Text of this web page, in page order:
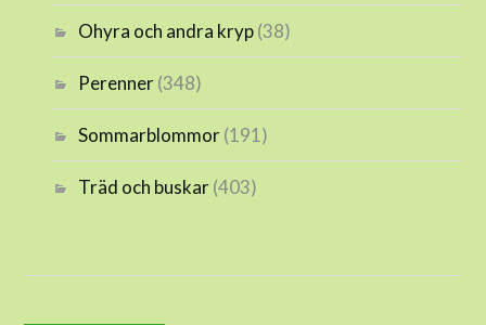
Ohyra och andra kryp(38)
Perenner(348)
Sommarblommor(191)
Träd och buskar(403)